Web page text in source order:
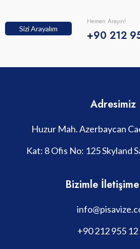
Sizi Arayalım
Hemen Arayın!
+90 212
Adresimiz
Huzur Mah. Azerbaycan
Kat: 8 Ofis No: 125 Skyland
Bizimle
+90 212 955 12